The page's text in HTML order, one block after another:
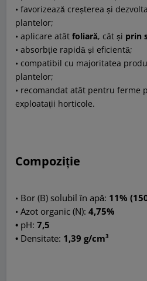
• favorizează creșterea și
plantelor;
• aplicare atâtfoliară, cât și prin
• absorbție rapidă și eficientă;
• compatibil cu majoritatea
plantelor;
• recomandat atât pentru ferme
exploatații horticole.
Compoziție
• Bor (B) solubil în apă: 11%
•Azot organic (N):4,75%
• pH:7,5
• Densitate: 1,39 g/cm³